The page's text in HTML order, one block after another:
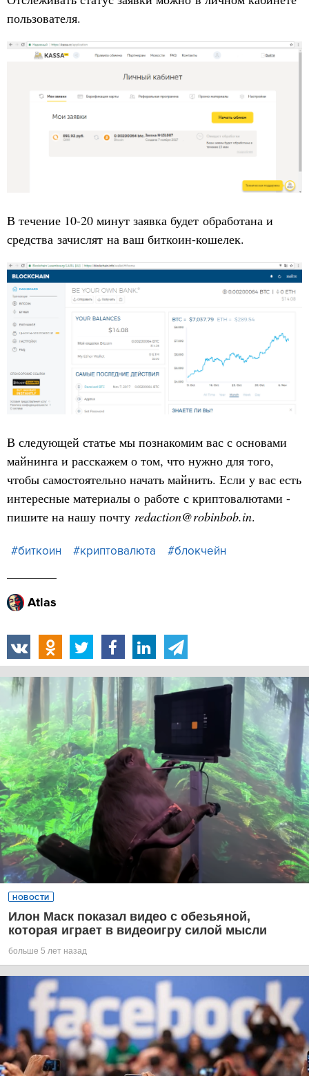
пользователя.
В течение 10-20 минут заявка будет обработана и
средства зачислят на ваш биткоин-кошелек.
В следующей статье мы познакомим вас с основами
майнинга и расскажем о том, что нужно для того,
чтобы самостоятельно начать майнить. Если у вас есть
интересные материалы о работе с криптовалютами -
пишите на нашу почту redaction@robinbob.in.
#биткоин #криптовалюта #блокчейн
Atlas
НОВОСТИ
Илон Маск показал видео с обезьяной,
которая играет в видеоигру силой мысли
больше 5 лет назад